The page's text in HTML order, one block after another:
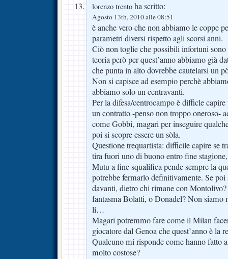
lorenzo trento ha scritto:
Agosto 13th, 2010 alle 08:51
è anche vero che non abbiamo le coppe
parametri diversi rispetto agli scorsi anni.
Ciò non toglie che possibili infortuni
teoria però per quest’anno abbiamo già
che punta in alto dovrebbe cautelarsi un
Non si capisce ad esempio perchè
abbiamo solo un centravanti.
Per la difesa/centrocampo è difficle
un contratto -penso non troppo oneroso-
come Gobbi, magari per inseguire
poi si scopre essere un sòla.
Questione trequartista: difficile capire se
tira fuori uno di buono entro fine
Mutu a fine squalifica pende sempre la
potrebbe fermarlo definitivamente. Se
davanti, dietro chi rimane con
fantasma Bolatti, o Donadel? Non siamo
li…
Magari potremmo fare come il Milan
giocatore dal Genoa che quest’anno è la
Qualcuno mi risponde come hanno fatto
molto costose?